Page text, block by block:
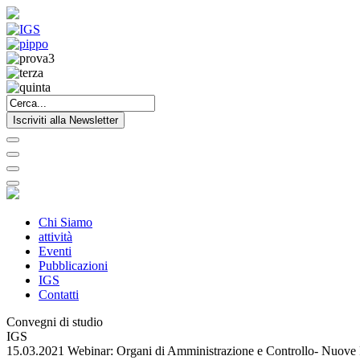
Iscriviti alla Newsletter
Chi Siamo
attività
Eventi
Pubblicazioni
IGS
Contatti
Convegni di studio
IGS
15.03.2021 Webinar: Organi di Amministrazione e Controllo- Nuove